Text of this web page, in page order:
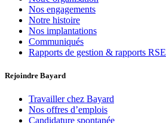
Nos engagements
Notre histoire
Nos implantations
Communiqués
Rapports de gestion & rapports RSE
Rejoindre Bayard
Travailler chez Bayard
Nos offres d’emplois
Candidature spontanée